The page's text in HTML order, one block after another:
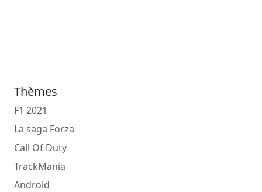
Thèmes
F1 2021
La saga Forza
Call Of Duty
TrackMania
Android